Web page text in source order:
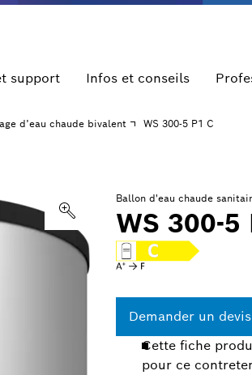
support Infos et conseils
d’eau chaude bivalent WS 300-5 P1 C
Ballon d'eau chaude
WS 300-5
Demander un devis
Cette fiche
pour ce